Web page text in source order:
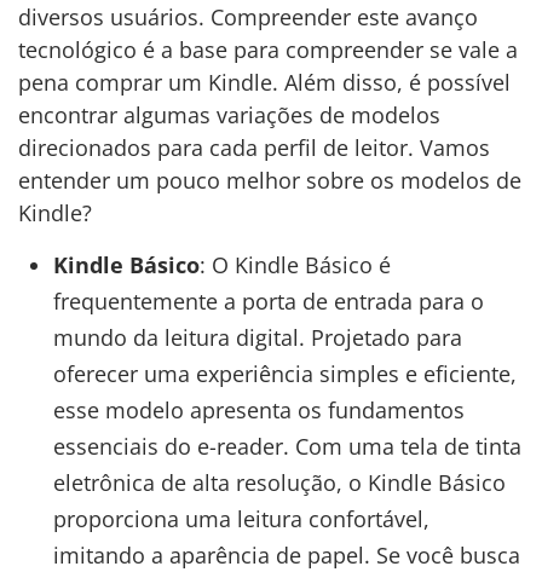
diversos usuários. Compreender este avanço
tecnológico é a base para compreender se vale a
pena comprar um Kindle. Além disso, é possível
encontrar algumas variações de modelos
direcionados para cada perfil de leitor. Vamos
entender um pouco melhor sobre os modelos de
Kindle?
Kindle Básico: O Kindle Básico é
frequentemente a porta de entrada para o
mundo da leitura digital. Projetado para
oferecer uma experiência simples e eficiente,
esse modelo apresenta os fundamentos
essenciais do e-reader. Com uma tela de tinta
eletrônica de alta resolução, o Kindle Básico
proporciona uma leitura confortável,
imitando a aparência de papel. Se você busca